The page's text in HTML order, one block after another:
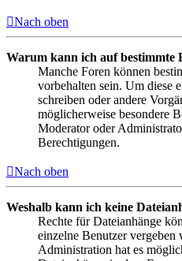
Nach oben
Warum kann ich auf bestimmte
Manche Foren können
vorbehalten sein. Um diese
schreiben oder andere
möglicherweise besondere
Moderator oder
Berechtigungen.
Nach oben
Weshalb kann ich keine
Rechte für Dateianhänge
einzelne Benutzer
Administration hat es